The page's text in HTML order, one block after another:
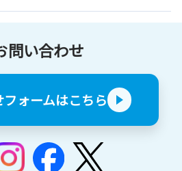
問い合わせ
ォームはこちら